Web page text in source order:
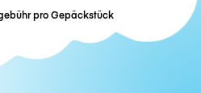
pro Gepäckstück